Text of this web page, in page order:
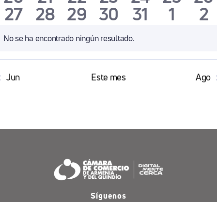
eventoseventoseventoseventoseventos
0
eventos
27 0
eventos
28 0
eventos
29 0
eventos
30
0
eventos
31
0
1
0
2
Aviso
No se ha encontrado ningún resultado.
Jun Este mes Ago
Síguenos